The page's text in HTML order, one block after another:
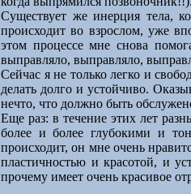
Существует же инерция тела,
происходит во взрослом, уже
этом процессе мне снова
выправляло, выправляло,
Сейчас я не только легко и
делать долго и устойчиво.
нечто, что должно быть
Еще раз: в течение этих лет
более и более глубокими и
происходит, он мне очень
пластичностью и красотой, и
прочему имеет очень красивое